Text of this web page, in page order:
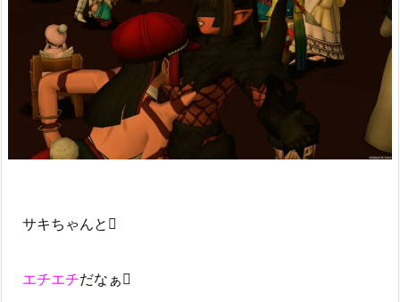
サキちゃんと
エチエチだなぁ